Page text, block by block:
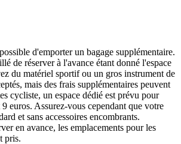
d'emporter un bagage supplémentaire.
de réserver à l'avance étant donné l'espace
du matériel sportif ou un gros instrument de
mais des frais supplémentaires peuvent
cycliste, un espace dédié est prévu pour
euros. Assurez-vous cependant que votre
et sans accessoires encombrants.
en avance, les emplacements pour les
pris.